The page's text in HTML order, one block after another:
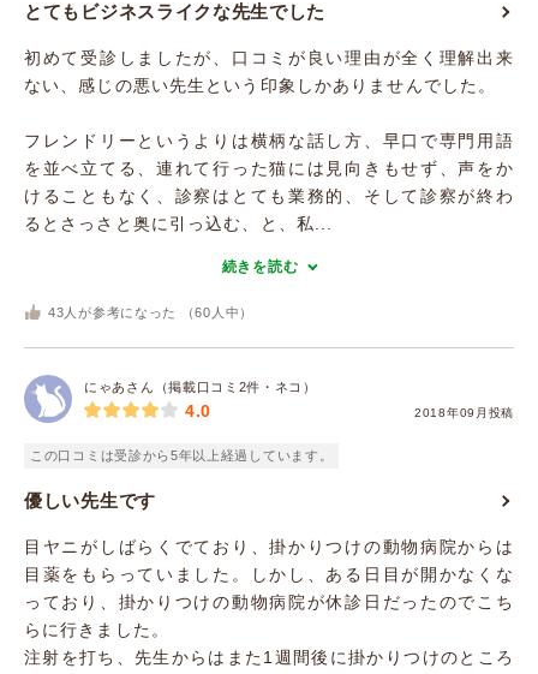
とてもビジネスライクな先生でした
初めて受診しましたが、口コミが良い理由が全く理解出来
ない、感じの悪い先生という印象しかありませんでした。
フレンドリーというよりは横柄な話し方、早口で専門用語
を並べ立てる、連れて行った猫には見向きもせず、声をか
けることもなく、診察はとても業務的、そして診察が終わ
るとさっさと奥に引っ込む、と、私...
続きを読む
43 人が参考になった （60 人中）
にゃあさん（掲載口コミ2件・ネコ）
2018年09月投稿
4.0
この口コミは受診から5年以上経過しています。
優しい先生です
目ヤニがしばらくでており、掛かりつけの動物病院からは
目薬をもらっていました。しかし、ある日目が開かなくな
っており、掛かりつけの動物病院が休診日だったのでこち
らに行きました。
注射を打ち、先生からはまた1週間後に掛かりつけのところ